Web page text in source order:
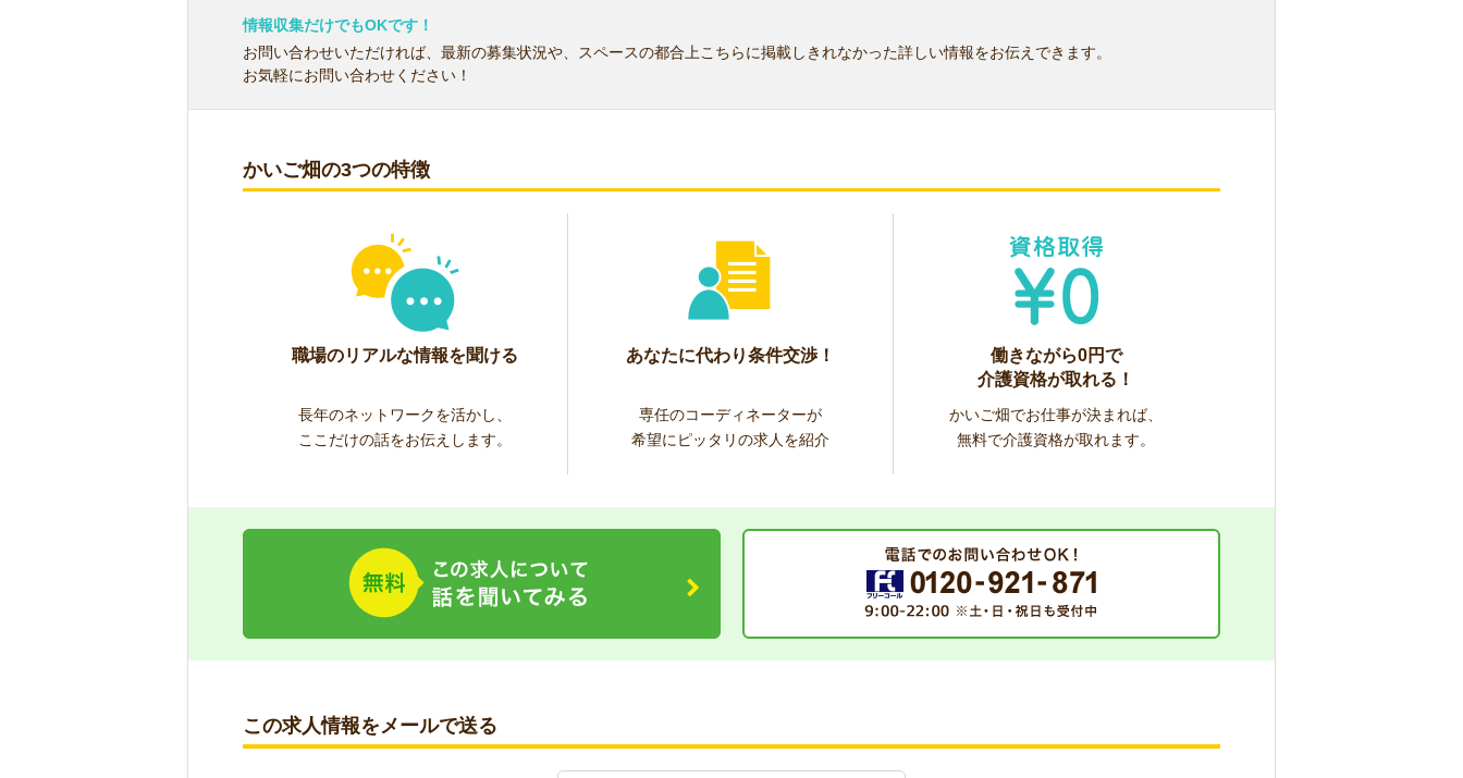
情報収集だけでもOKです！
お問い合わせいただければ、最新の募集状況や、スペースの都合上こちらに掲載しきれなかった詳しい情報をお伝えできます。
お気軽にお問い合わせください！
かいご畑の3つの特徴
職場のリアルな情報を聞ける
長年のネットワークを活かし、
ここだけの話をお伝えします。
あなたに代わり条件交渉！
専任のコーディネーターが
希望にピッタリの求人を紹介
働きながら0円で
介護資格が取れる！
かいご畑でお仕事が決まれば、
無料で介護資格が取れます。
この求人情報をメールで送る